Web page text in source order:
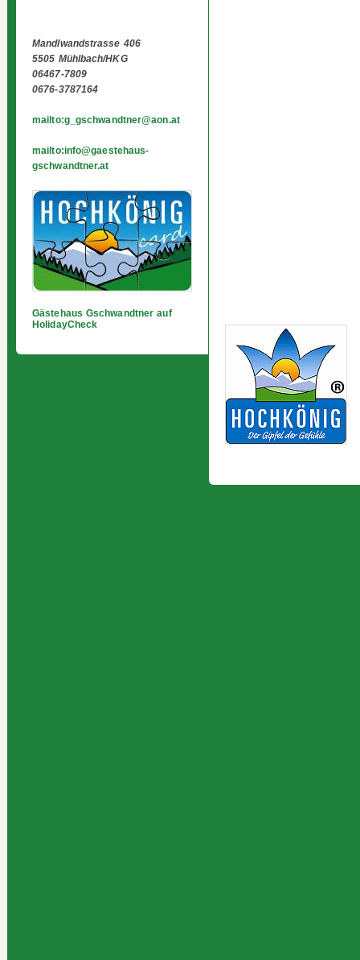
Mandlwandstrasse 406
5505 Mühlbach/HKG
06467-7809
0676-3787164
mailto:g_gschwandtner@aon.at
mailto:info@gaestehaus-
gschwandtner.at
Gästehaus Gschwandtner auf
HolidayCheck